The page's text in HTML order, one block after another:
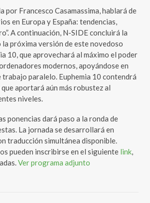
por Francesco Casamassima, hablará de
en Europa y España: tendencias,
A continuación, N-SIDE concluirá la
próxima versión de este novedoso
10, que aprovechará al máximo el poder
modernos, apoyándose en
trabajo paralelo. Euphemia 10 contendrá
aportará aún más robustez al
niveles.
ponencias dará paso a la ronda de
La jornada se desarrollará en
traducción simultánea disponible.
pueden inscribirse en el siguiente link,
Ver programa adjunto